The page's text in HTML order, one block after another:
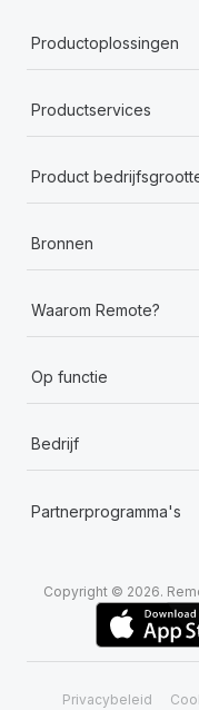
Productoplossingen
Productservices
Product
Bronnen
Waarom Remote?
Op functie
Bedrijf
Partnerprogramma's
Copyright © 2026.
Privacybeleid